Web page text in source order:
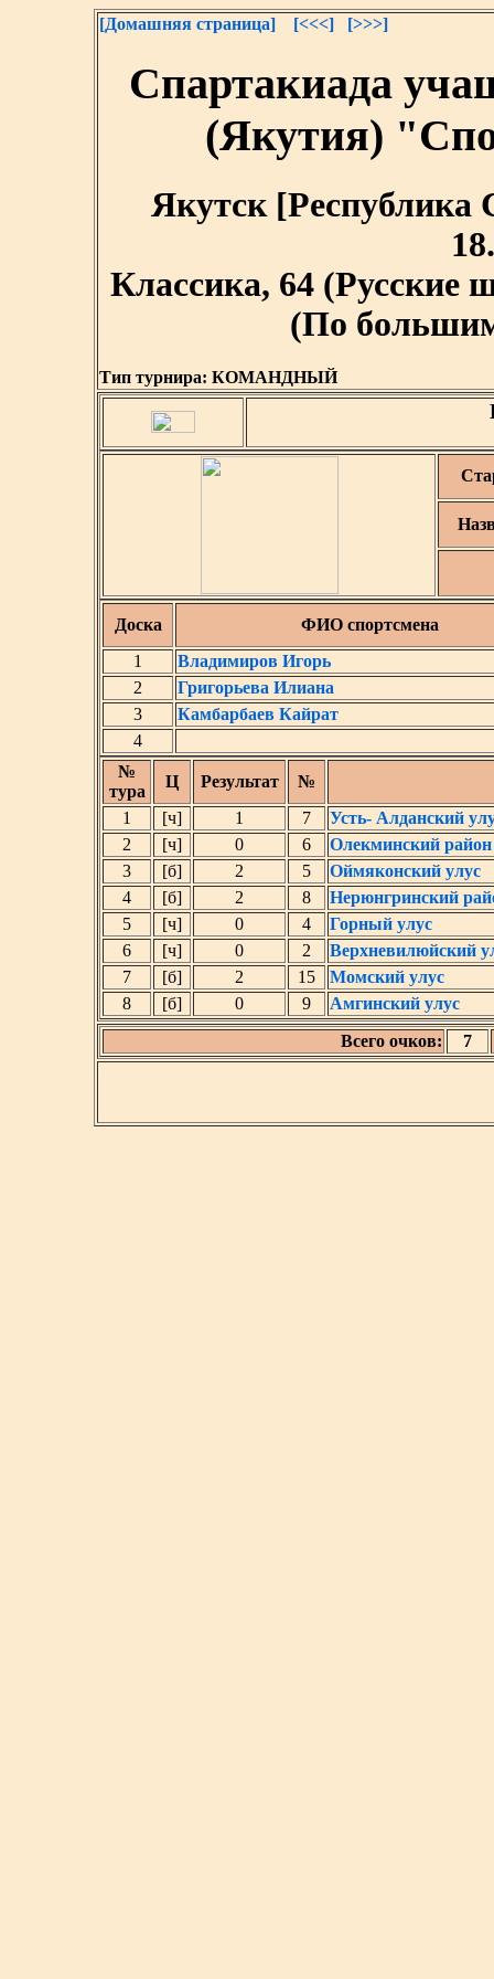
[Домашняя страница] [<<<] [>>>]
Спартакиада
(Якутия)
Якутск [Республика
Классика, 64 (Русские
(По
Тип турнира: КОМАНДНЫЙ
Доска
ФИО спортсмена
1
Владимиров Игорь
2
Григорьева Илиана
3
Камбарбаев Кайрат
4
№
тура
Ц Результат
№
1
[ч] 1 7
Усть- Алданский
2
[ч] 0 6
Олекминский район
3
[б] 2 5
Оймяконский улус
4
[б] 2 8
Нерюнгринский
5
[ч] 0 4
Горный улус
6
[ч] 0 2
Верхневилюйский
7
[б] 2 15
Момский улус
8
[б] 0 9
Амгинский улус
Всего очков:
7